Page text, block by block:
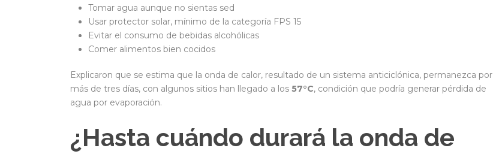
Tomar agua aunque no sientas sed
Usar protector solar, mínimo de la categoría FPS 15
Evitar el consumo de bebidas alcohólicas
Comer alimentos bien cocidos
Explicaron que se estima que la onda de calor, resultado de un sistema anticiclónica, permanezca por
más de tres días, con algunos sitios han llegado a los 57°C, condición que podría generar pérdida de
agua por evaporación.
¿Hasta cuándo durará la onda de